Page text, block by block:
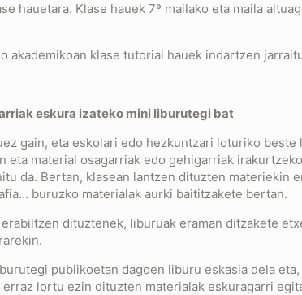
hauetara. Klase hauek 7º mailako eta maila
akademikoan klase tutorial hauek indartzen
eskura izateko mini liburutegi bat
gain, eta eskolari edo hezkuntzari loturiko
eta material osagarriak edo gehigarriak
da. Bertan, klasean lantzen dituzten materiekin
buruzko materialak aurki baititzakete bertan.
dituztenek, liburuak eraman ditzakete
publikoetan dagoen liburu eskasia dela
lortu ezin dituzten materialak eskuragarri